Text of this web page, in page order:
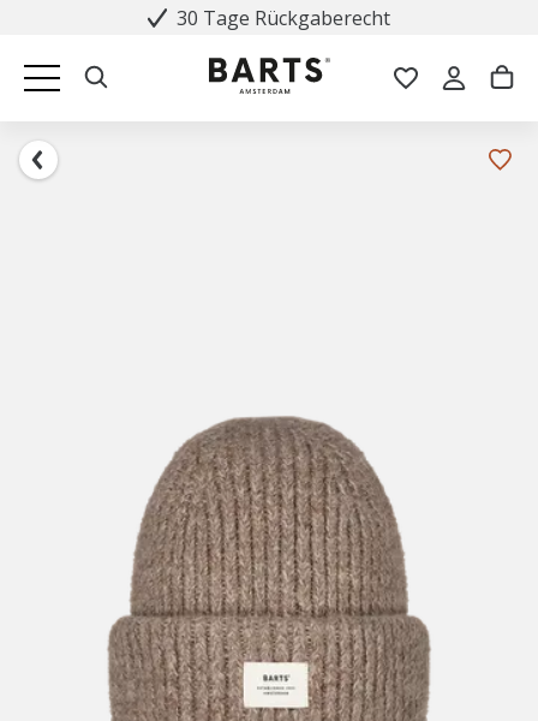
30 Tage Rückgaberecht